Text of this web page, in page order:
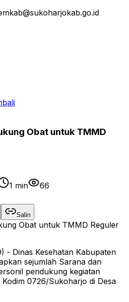
Obat untuk TMMD
1 min
66
Salin
- Dinas Kesehatan Kabupaten
sejumlah Sarana dan
pendukung kegiatan
0726/Sukoharjo di Desa